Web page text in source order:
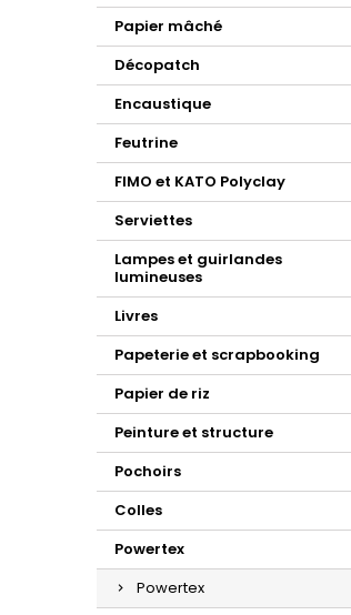
Papier mâché
Décopatch
Encaustique
Feutrine
FIMO et KATO Polyclay
Serviettes
Lampes et guirlandes
lumineuses
Livres
Papeterie et scrapbooking
Papier de riz
Peinture et structure
Pochoirs
Colles
Powertex
Powertex